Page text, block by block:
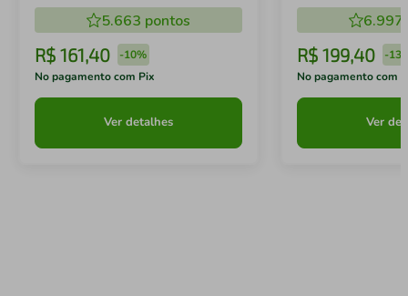
5.663 pontos
R$ 161,40 -10%
No pagamento com Pix
Ver detalhes
6.997
R$ 199,40 -
No pagamento com
Ver